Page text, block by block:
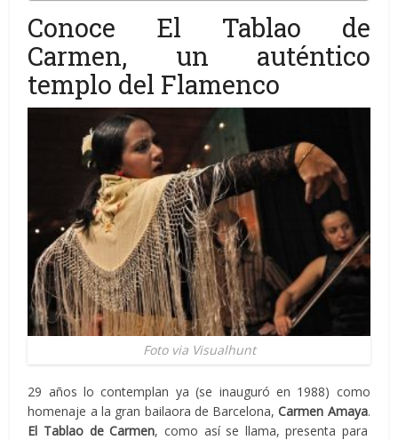
Conoce El Tablao de
Carmen, un auténtico
templo del Flamenco
Foto via Visualhunt
29 años lo contemplan ya (se inauguró en 1988) como
homenaje a la gran bailaora de Barcelona,Carmen Amaya.
El Tablao de Carmen, como así se llama, presenta para